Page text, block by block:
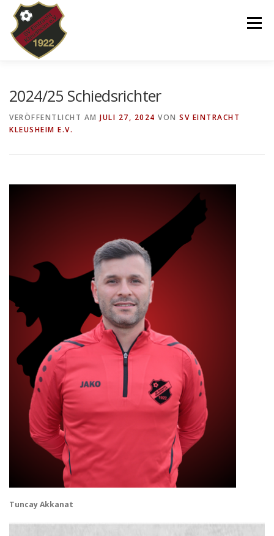
Inhalt
springen
Menü
TEAMS 2025/26
2024/25 Schiedsrichter
VERÖFFENTLICHT AM JULI 27, 2024 VON SV EINTRACHT
KLEUSHEIM E.V.
Tuncay Akkanat